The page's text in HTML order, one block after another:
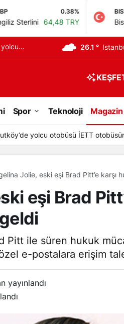
TRY
BIST
Bist 100
26.1 °
Spor Teknoloji Magazin
yolcu otobüsü İETT
Jolie, eski eşi Brad Pitt’e karşı
eşi Brad
Pitt ile süren hukuk
e-postalara erişim
yayınlandı